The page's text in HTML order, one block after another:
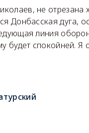
не отрезана
Донбасская дуга,
линия
будет спокойней. Я